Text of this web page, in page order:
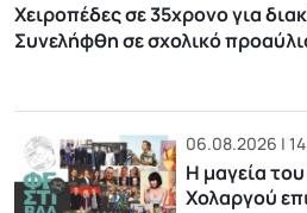
Χειροπέδες σε 35χρονο για
Συνελήφθη σε σχολικό
06.08.2026 |
Η μαγεία
Χολαργού